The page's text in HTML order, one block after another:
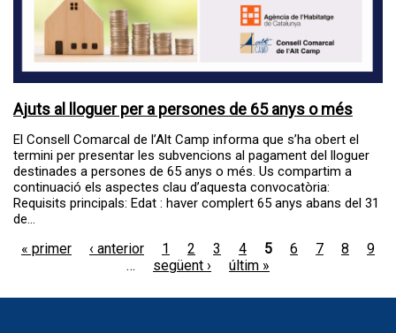
Ajuts al lloguer per a persones de 65 anys o més
El Consell Comarcal de l’Alt Camp informa que s’ha obert el
termini per presentar les subvencions al pagament del lloguer
destinades a persones de 65 anys o més. Us compartim a
continuació els aspectes clau d’aquesta convocatòria:
Requisits principals: Edat : haver complert 65 anys abans del 31
de...
Pàgines
« primer ‹ anterior 1 2 3 4 5 6 7 8
9
…
següent › últim »